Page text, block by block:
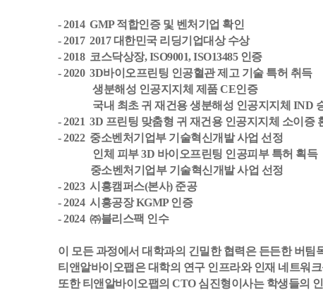
- 2014 GMP 적합인증 및 벤처기업 확인
- 2017 2017 대한민국 리딩기업대상 수상
- 2018 코스닥상장, ISO9001, ISO13485 인증
- 2020 3D바이오프린팅 인공혈관 제고 기술 특허 취득
생분해성 인공지지체 제품 CE인증
국내 최초 귀 재건용 생분해성 인공지지체 IND
- 2021 3D 프린팅 맞춤형 귀 재건용 인공지지체 소이증
- 2022 중소벤처기업부 기술혁신개발 사업 선정
인체 피부 3D 바이오프린팅 인공피부 특허 획득
중소벤처기업부 기술혁신개발 사업 선정
- 2023 시흥캠퍼스(본사) 준공
- 2024 시흥공장 KGMP 인증
- 2024 ㈜블리스팩 인수
이 모든 과정에서 대학과의 긴밀한 협력은 든든한 버팀
티앤알바이오팹은 대학의 연구 인프라와 인재 네트워
또한 티앤알바이오팹의 CTO 심진형이사는 학생들의